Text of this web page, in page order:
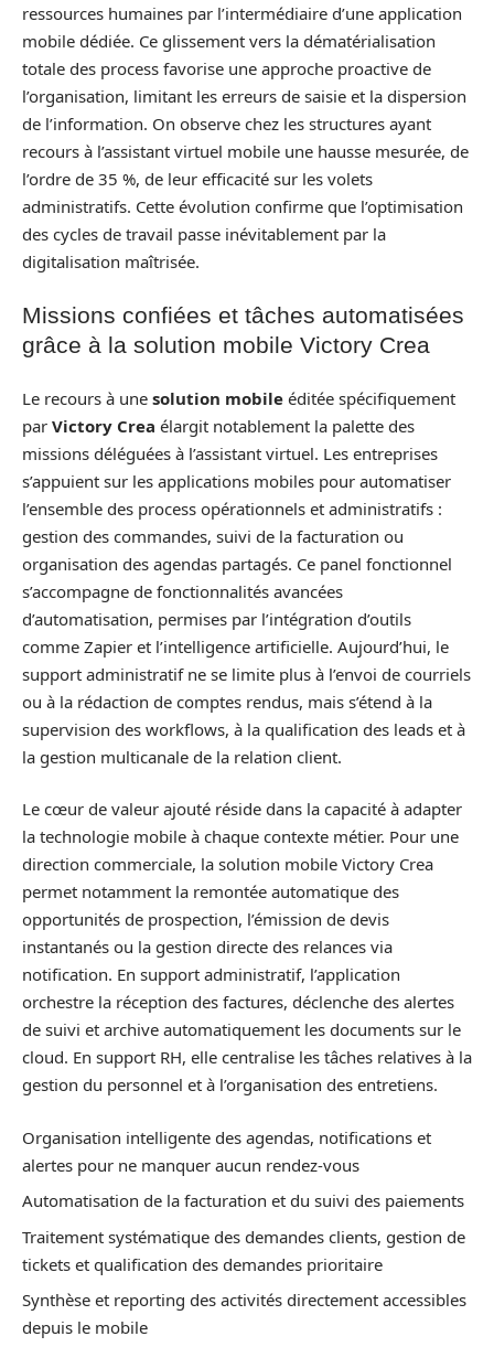
ressources humaines par l’intermédiaire d’une application
mobile dédiée. Ce glissement vers la dématérialisation
totale des process favorise une approche proactive de
l’organisation, limitant les erreurs de saisie et la dispersion
de l’information. On observe chez les structures ayant
recours à l’assistant virtuel mobile une hausse mesurée, de
l’ordre de 35 %, de leur efficacité sur les volets
administratifs. Cette évolution confirme que l’optimisation
des cycles de travail passe inévitablement par la
digitalisation maîtrisée.
Missions confiées et tâches automatisées
grâce à la solution mobile Victory Crea
Le recours à une solution mobile éditée spécifiquement
par Victory Crea élargit notablement la palette des
missions déléguées à l’assistant virtuel. Les entreprises
s’appuient sur les applications mobiles pour automatiser
l’ensemble des process opérationnels et administratifs :
gestion des commandes, suivi de la facturation ou
organisation des agendas partagés. Ce panel fonctionnel
s’accompagne de fonctionnalités avancées
d’automatisation, permises par l’intégration d’outils
comme Zapier et l’intelligence artificielle. Aujourd’hui, le
support administratif ne se limite plus à l’envoi de courriels
ou à la rédaction de comptes rendus, mais s’étend à la
supervision des workflows, à la qualification des leads et à
la gestion multicanale de la relation client.
Le cœur de valeur ajouté réside dans la capacité à adapter
la technologie mobile à chaque contexte métier. Pour une
direction commerciale, la solution mobile Victory Crea
permet notamment la remontée automatique des
opportunités de prospection, l’émission de devis
instantanés ou la gestion directe des relances via
notification. En support administratif, l’application
orchestre la réception des factures, déclenche des alertes
de suivi et archive automatiquement les documents sur le
cloud. En support RH, elle centralise les tâches relatives à la
gestion du personnel et à l’organisation des entretiens.
Organisation intelligente des agendas, notifications et
alertes pour ne manquer aucun rendez-vous
Automatisation de la facturation et du suivi des paiements
Traitement systématique des demandes clients, gestion de
tickets et qualification des demandes prioritaire
Synthèse et reporting des activités directement accessibles
depuis le mobile